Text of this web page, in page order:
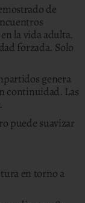
de
la vida adulta.
forzada. Solo
genera
continuidad. Las
puede suavizar
en torno a